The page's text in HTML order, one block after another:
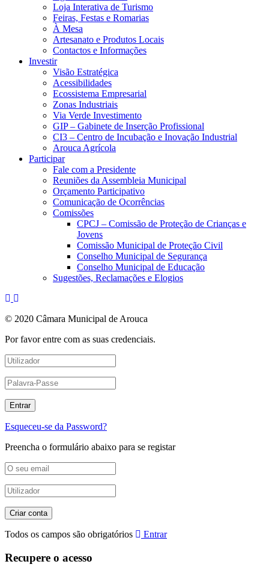
Loja Interativa de Turismo
Feiras, Festas e Romarias
À Mesa
Artesanato e Produtos Locais
Contactos e Informações
Investir
Visão Estratégica
Acessibilidades
Ecossistema Empresarial
Zonas Industriais
Via Verde Investimento
GIP – Gabinete de Inserção Profissional
CI3 – Centro de Incubação e Inovação Industrial
Arouca Agrícola
Participar
Fale com a Presidente
Reuniões da Assembleia Municipal
Orçamento Participativo
Comunicação de Ocorrências
Comissões
CPCJ – Comissão de Proteção de Crianças e
Jovens
Comissão Municipal de Proteção Civil
Conselho Municipal de Segurança
Conselho Municipal de Educação
Sugestões, Reclamações e Elogios
© 2020 Câmara Municipal de Arouca
Por favor entre com as suas credenciais.
Esqueceu-se da Password?
Preencha o formulário abaixo para se registar
Todos os campos são obrigatórios Entrar
Recupere o acesso